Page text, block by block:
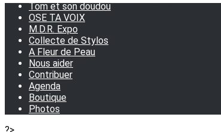
Tom et son doudou
OSE TA VOIX
M.D.R. Expo
Collecte de Stylos
A Fleur de Peau
Nous aider
Contribuer
Agenda
Boutique
Photos